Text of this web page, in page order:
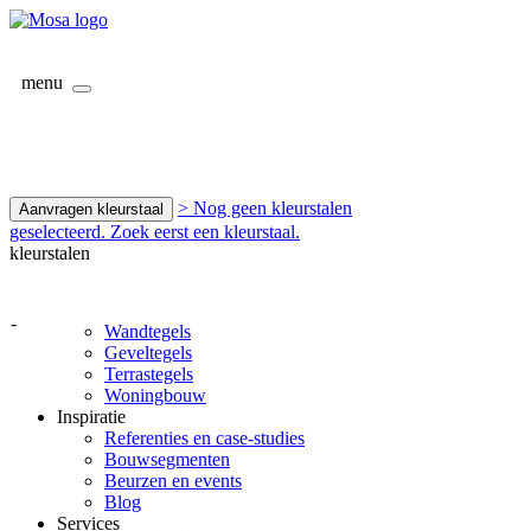
menu
Aanvragen kleurstaal
> Nog geen kleurstalen
geselecteerd. Zoek eerst een kleurstaal.
kleurstalen
-
Wandtegels
Geveltegels
Terrastegels
Woningbouw
Inspiratie
Referenties en case-studies
Bouwsegmenten
Beurzen en events
Blog
Services